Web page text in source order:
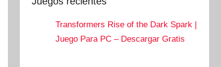
Transformers Rise of the Dark Spark |
Juego Para PC – Descargar Gratis